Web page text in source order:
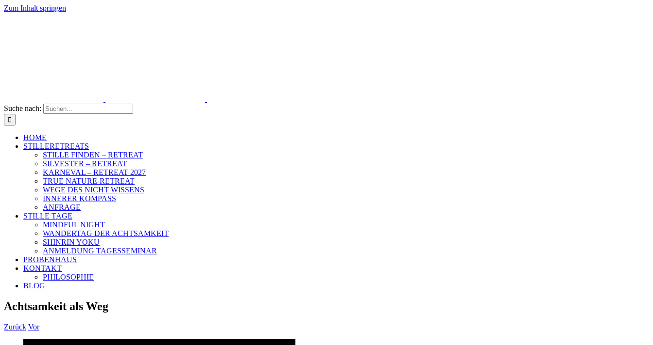
Zum Inhalt springen
Suche nach:
HOME
STILLERETREATS
STILLE FINDEN – RETREAT
SILVESTER – RETREAT
KARNEVAL – RETREAT 2027
TRUE NATURE-RETREAT
WEGE DES NICHT WISSENS
INNERER KOMPASS
ANFRAGE
STILLE TAGE
MINDFUL NIGHT
WANDERTAG DER ACHTSAMKEIT
SHINRIN YOKU
ANMELDUNG TAGESSEMINAR
PROBENHAUS
KONTAKT
PHILOSOPHIE
BLOG
Achtsamkeit als Weg
Zurück Vor